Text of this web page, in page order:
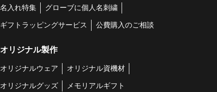
名入れ特集 グローブに個人名刺繍
ギフトラッピングサービス 公費購入のご相談
オリジナル製作
オリジナルウェア オリジナル資機材
オリジナルグッズ メモリアルギフト